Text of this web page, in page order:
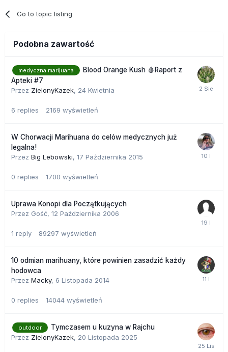
Go to topic listing
Podobna zawartość
medyczna marijuana
Blood Orange Kush 🩸Raport z
Apteki #7
Przez ZielonyKazek, 24 Kwietnia
6 replies 2169 wyświetleń
W Chorwacji Marihuana do celów medycznych już
legalna!
Przez Big Lebowski, 17 Października 2015
0 replies 1700 wyświetleń
Uprawa Konopi dla Początkujących
Przez Gość, 12 Października 2006
1 reply 89297 wyświetleń
10 odmian marihuany, które powinien zasadzić każdy
hodowca
Przez Macky, 6 Listopada 2014
0 replies 14044 wyświetleń
outdoor
Tymczasem u kuzyna w Rajchu
Przez ZielonyKazek, 20 Listopada 2025